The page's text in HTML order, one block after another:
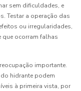
sem dificuldades, e
Testar a operação das
ou irregularidades,
ocorram falhas
importante.
hidrante podem
à primeira vista, por